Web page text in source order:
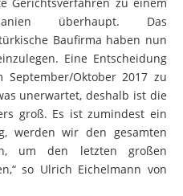
überhaupt. Das
Baufirma haben nun
Eine Entscheidung
Oktober 2017 zu
unerwartet, deshalb ist die
groß. Es ist zumindest ein
werden wir den gesamten
um den letzten großen
so Ulrich Eichelmann von